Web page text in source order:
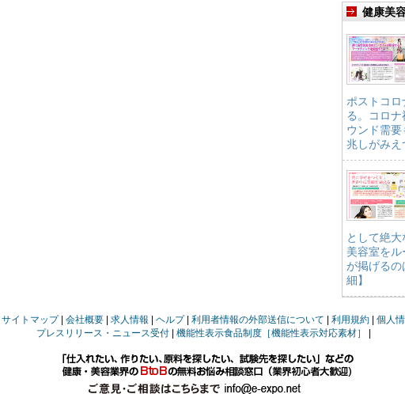
健康美
ポストコ
る。コロ
ウンド需
兆しがみえ
として絶大
美容室を
が掲げるの
細】
サイトマップ 会社概要 求人情報 ヘルプ 利用者情報の外部送信について 利用規約 個人
プレスリリース・ニュース受付
機能性表示食品制度［機能性表示対応素材］